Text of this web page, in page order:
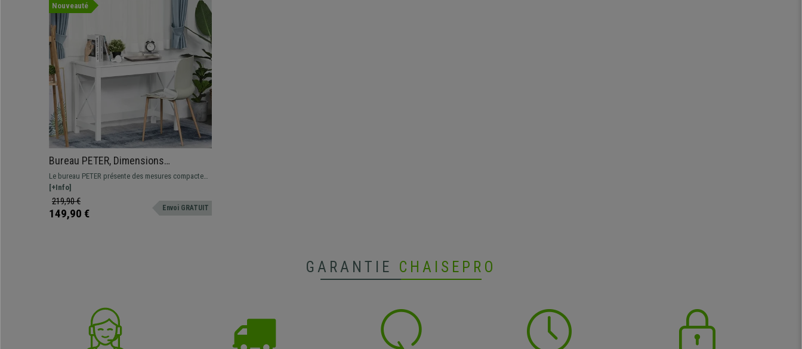
Nouveauté
Bureau PETER, Dimensions
105x50x76 cm, Design Moderne et
Compact, en Bois, Blanc
Le bureau PETER présente des mesures compactes,
idéales pour les petits espaces. Design sobre et
raffiné, solide et résistant.
[+Info]
219,90 €
149,90 € Envoi GRATUIT
GARANTIE CHAISEPRO